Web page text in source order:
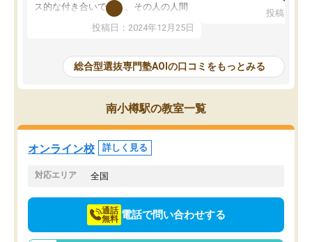
ス的な付き合いでなく、その人の人間
性までを適切に把握し、むきあってい
るなぁと強く感じることできました。
と相談すると、他の先生も紹介してく
ださり、客観的なアドバイスもいただ
くことができました（志望理由・自己
PR等の添削において）。そして、なに
より自習室が解放されている点がよか
ったです。友達と好きな時間に自習
し、お互いを高めあえる環境がありま
投稿日：2024年12月25日
たことから、AOIに入塾
で、AO入試を改めて知
それに対しての具体的な
ことでした。更に子供の
けてらっしゃいますので
投稿日：
総合型選抜専門塾AOIの口コミをもっとみる
南小樽駅の教室一覧
オンライン校 詳しく見る
対応エリア 全国
通話
無料 電話で問い合わせする